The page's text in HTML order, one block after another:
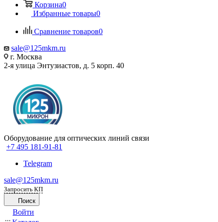
Корзина0
Избранные товары0
Сравнение товаров0
sale@125mkm.ru
г. Москва
2-я улица Энтузиастов, д. 5 корп. 40
Оборудование для оптических линий связи
+7 495 181-91-81
Telegram
sale@125mkm.ru
Запросить КП
Поиск
Войти